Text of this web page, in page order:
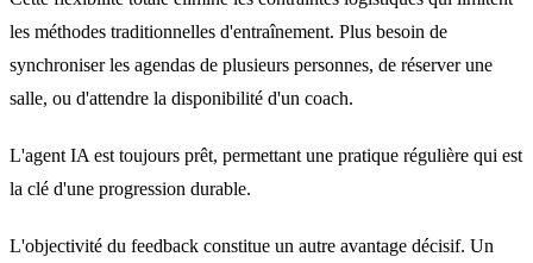
les méthodes traditionnelles d'entraînement. Plus besoin de
synchroniser les agendas de plusieurs personnes, de réserver une
salle, ou d'attendre la disponibilité d'un coach.
L'agent IA est toujours prêt, permettant une pratique régulière qui est
la clé d'une progression durable.
L'objectivité du feedback constitue un autre avantage décisif. Un